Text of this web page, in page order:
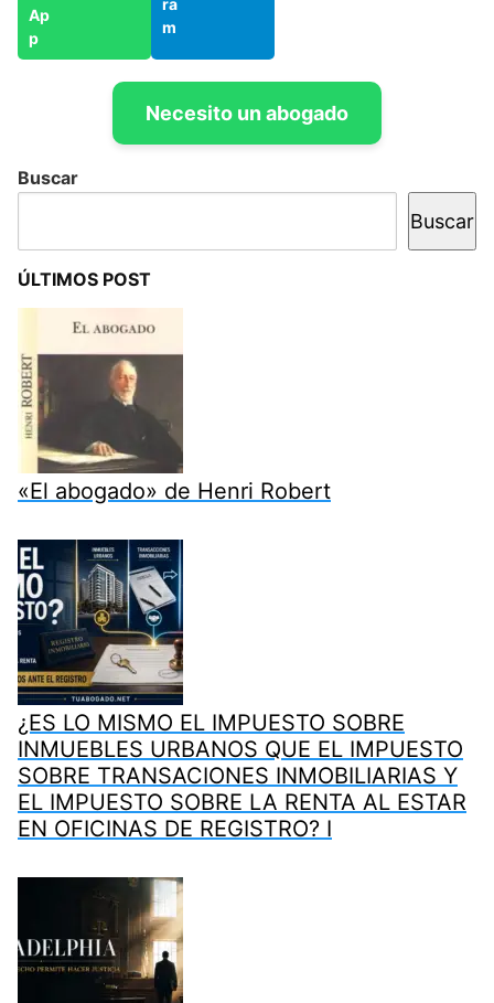
Necesito un abogado
Buscar
Buscar
ÚLTIMOS POST
«El abogado» de Henri Robert
¿ES LO MISMO EL IMPUESTO SOBRE
INMUEBLES URBANOS QUE EL IMPUESTO
SOBRE TRANSACIONES INMOBILIARIAS Y
EL IMPUESTO SOBRE LA RENTA AL ESTAR
EN OFICINAS DE REGISTRO? I